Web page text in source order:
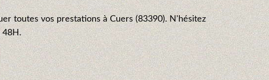
toutes vos prestations à Cuers (83390). N'hésitez
48H.